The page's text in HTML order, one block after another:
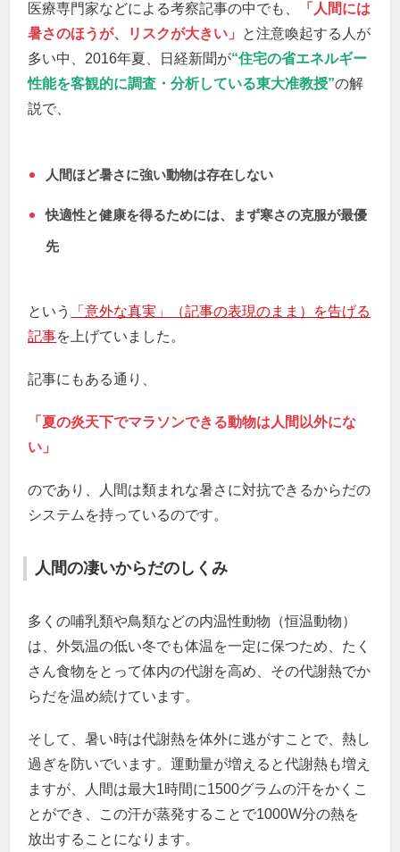
医療専門家などによる考察記事の中でも、
「人間には
暑さのほうが、リスクが大きい」
と注意喚起する人が
多い中、2016年夏、日経新聞が“住宅の省エネルギー
性能を客観的に調査・分析している東大准教授”の解
説で、
人間ほど暑さに強い動物は存在しない
快適性と健康を得るためには、まず寒さの克服が最優
先
という
「意外な真実」（記事の表現のまま）を告げる
記事を上げていました。
記事にもある通り、
「夏の炎天下でマラソンできる動物は人間以外にな
い」
のであり、人間は類まれな暑さに対抗できるからだの
システムを持っているのです。
人間の凄いからだのしくみ
多くの哺乳類や鳥類などの内温性動物（恒温動物）
は、外気温の低い冬でも体温を一定に保つため、たく
さん食物をとって体内の代謝を高め、その代謝熱でか
らだを温め続けています。
そして、暑い時は代謝熱を体外に逃がすことで、熱し
過ぎを防いでいます。運動量が増えると代謝熱も増え
ますが、人間は最大1時間に1500グラムの汗をかくこ
とができ、この汗が蒸発することで1000W分の熱を
放出することになります。